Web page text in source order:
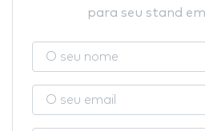
para seu stand